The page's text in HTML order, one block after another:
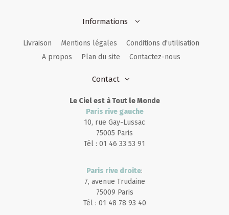
Informations
Livraison Mentions légales
Conditions d'utilisation
A propos
Plan du site Contactez-nous
Contact
Le Ciel est à Tout le Monde
Paris rive gauche
10, rue Gay-Lussac
75005 Paris
Tél : 01 46 33 53 91
Paris rive droite:
7, avenue Trudaine
75009 Paris
Tél : 01 48 78 93 40